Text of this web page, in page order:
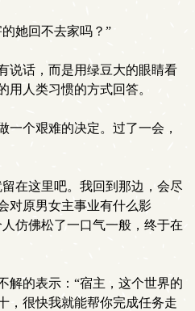
她回不去家吗？”
说话，而是用绿豆大的眼睛看
用人类习惯的方式回答。
一个艰难的决定。过了一会，
在这里吧。我回到那边，会尽
对原男女主事业有什么影
仿佛松了一口气一般，终于在
解的表示：“宿主，这个世界的
，很快我就能帮你完成任务走